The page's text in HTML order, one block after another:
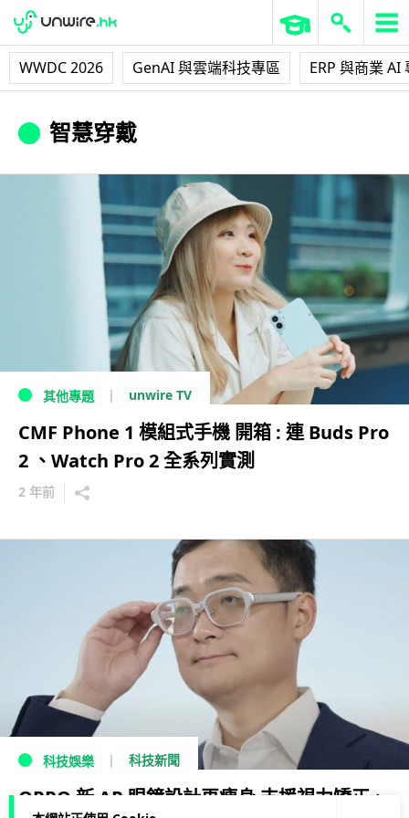
WWDC 2026 GenAI 與雲端科技專區 ERP 與商業 AI
智慧穿戴
其他專題 unwire TV
CMF Phone 1 模組式手機 開箱 : 連 Buds Pro
2 、Watch Pro 2 全系列實測
2 年前
科技娛樂 科技新聞
OPPO 新 AR 眼鏡設計再瘦身 支援視力矯正、